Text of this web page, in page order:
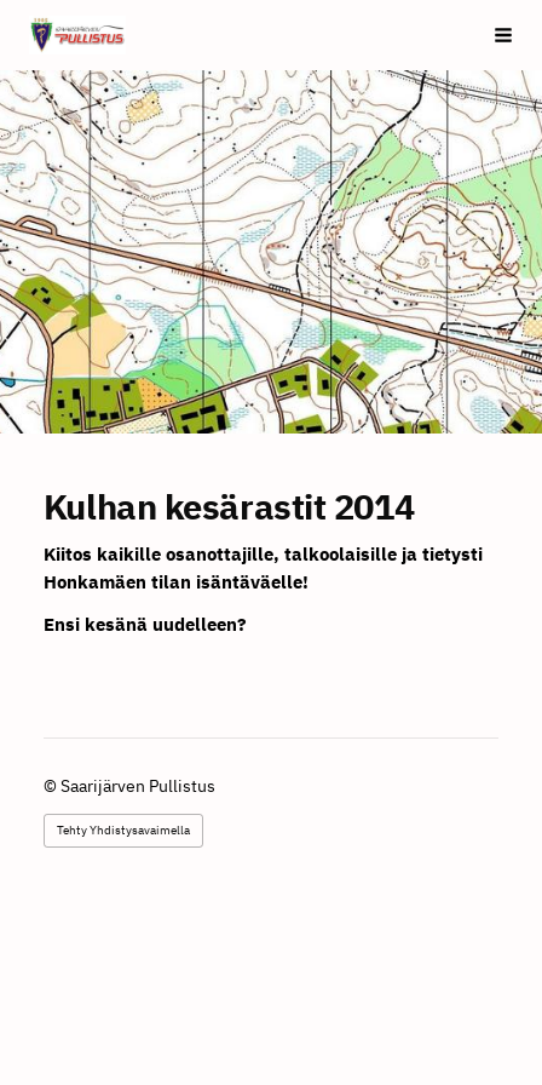
Siirry
sivun
sisältöön
Saarijärven Pullistus
Kulhan kesärastit 2014
Kiitos kaikille osanottajille, talkoolaisille ja tietysti
Honkamäen tilan isäntäväelle!
Ensi kesänä uudelleen?
© Saarijärven Pullistus
Tehty Yhdistysavaimella